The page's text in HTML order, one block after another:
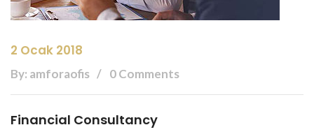
2 Ocak 2018
By: amforaofis 0 Comments
Financial Consultancy